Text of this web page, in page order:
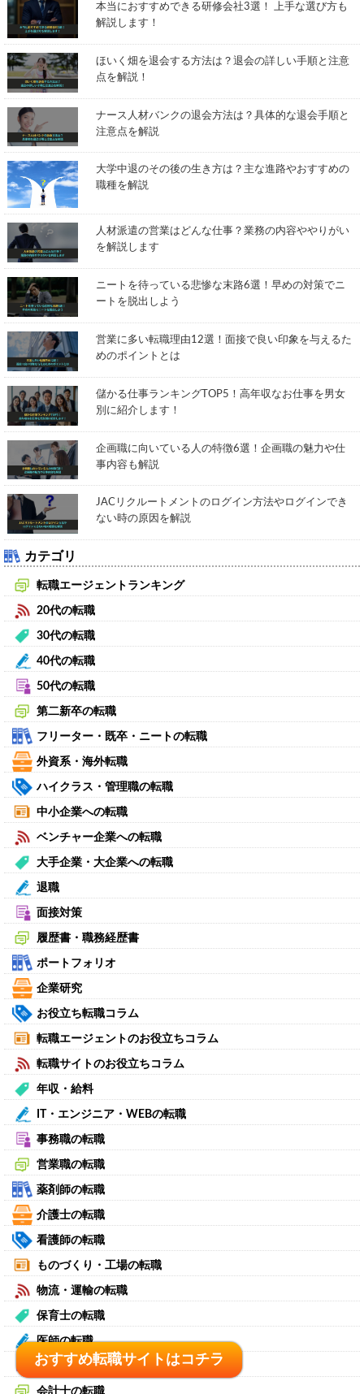
おすすめ転職サイトはコチラ
本当におすすめできる研修会社3選！ 上手な選び方も
解説します！
ほいく畑を退会する方法は？退会の詳しい手順と注意
点を解説！
ナース人材バンクの退会方法は？具体的な退会手順と
注意点を解説
大学中退のその後の生き方は？主な進路やおすすめの
職種を解説
人材派遣の営業はどんな仕事？業務の内容ややりがい
を解説します
ニートを待っている悲惨な末路6選！早めの対策でニ
ートを脱出しよう
営業に多い転職理由12選！面接で良い印象を与えるた
めのポイントとは
儲かる仕事ランキングTOP5！高年収なお仕事を男女
別に紹介します！
企画職に向いている人の特徴6選！企画職の魅力や仕
事内容も解説
JACリクルートメントのログイン方法やログインでき
ない時の原因を解説
カテゴリ
転職エージェントランキング
20代の転職
30代の転職
40代の転職
50代の転職
第二新卒の転職
フリーター・既卒・ニートの転職
外資系・海外転職
ハイクラス・管理職の転職
中小企業への転職
ベンチャー企業への転職
大手企業・大企業への転職
退職
面接対策
履歴書・職務経歴書
ポートフォリオ
企業研究
お役立ち転職コラム
転職エージェントのお役立ちコラム
転職サイトのお役立ちコラム
年収・給料
IT・エンジニア・WEBの転職
事務職の転職
営業職の転職
薬剤師の転職
介護士の転職
看護師の転職
ものづくり・工場の転職
物流・運輸の転職
保育士の転職
医師の転職
税理士の転職
会計士の転職
おすすめ転職サイトはコチラ